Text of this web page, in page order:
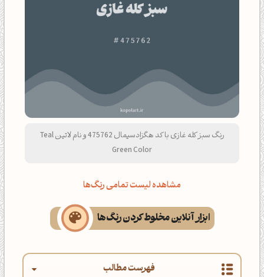
رنگ سبز کله غازی با کد هگزادسیمال 475762 و نام لاتین Teal
Green Color
مشاهده لیست تمامی رنگ‌ها
ابزار آنلاین مخلوط کردن رنگ‌ها
فهرست مطالب